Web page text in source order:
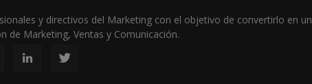
y directivos del Marketing con el objetivo de convertirlo en un
de Marketing, Ventas y Comunicación.